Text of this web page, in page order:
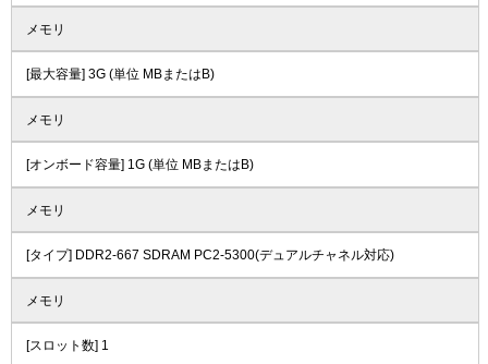
メモリ
[最大容量] 3G (単位 MBまたはB)
メモリ
[オンボード容量] 1G (単位 MBまたはB)
メモリ
[タイプ] DDR2-667 SDRAM PC2-5300(デュアルチャネル対応)
メモリ
[スロット数] 1